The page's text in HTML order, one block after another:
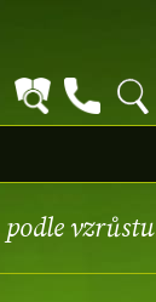
podle vzrůstu